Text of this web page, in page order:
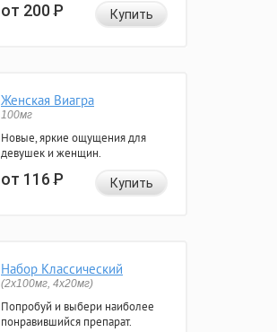
от 200Р Купить
Женская Виагра
100мг
Новые, яркие ощущения для
девушек и женщин.
от 116Р Купить
Набор Классический
(2x100мг, 4x20мг)
Попробуй и выбери наиболее
понравившийся препарат.